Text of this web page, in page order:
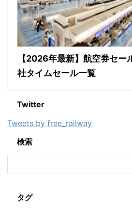
【2026年最新】航空券セー
社タイムセール一覧
Twitter
Tweets by free_railway
検索
タグ